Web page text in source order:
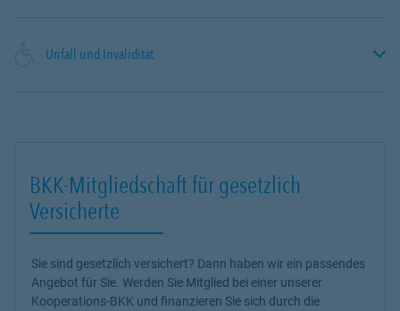
Unfall und Invalidität
BKK-Mitgliedschaft für gesetzlich
Versicherte
Sie sind gesetzlich versichert? Dann haben wir ein passendes
Angebot für Sie. Werden Sie Mitglied bei einer unserer
Kooperations-BKK und finanzieren Sie sich durch die